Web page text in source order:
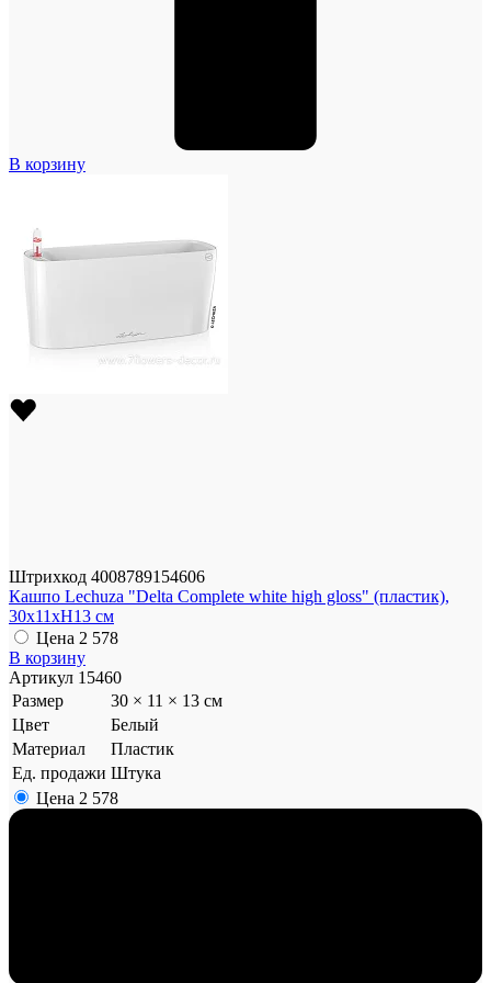
В корзину
Штрихкод 4008789154606
Кашпо Lechuza "Delta Complete white high gloss" (пластик),
30x11xH13 см
Цена 2 578
В корзину
Артикул 15460
Размер
30 × 11 × 13 см
Цвет
Белый
Материал
Пластик
Ед. продажи Штука
Цена 2 578